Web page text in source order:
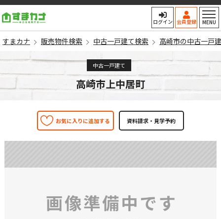
ログイン 会員登録 MENU
すまカナ 販売物件検索 中古一戸建て検索 高崎市の中古一戸
中古一戸建て
高崎市上中居町
お気に入りに追加する